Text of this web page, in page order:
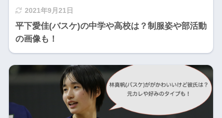
2021年9月21日
平下愛佳(バスケ)の中学や高校は？制服姿や部活動
の画像も！